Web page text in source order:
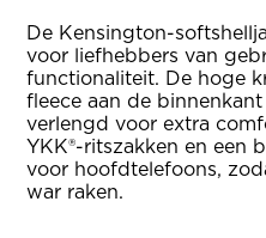
De Kensington-
voor liefhebbers van
functionaliteit. De hoge
fleece aan de
verlengd voor extra
YKK®-ritszakken en een
voor hoofdtelefoons,
war raken.